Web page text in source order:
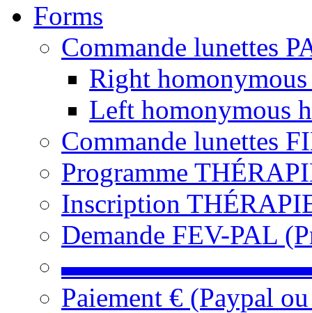
Forms
Commande lunettes
Right
Left homonymous
Commande lunettes
Programme
Inscription
Demande FEV-PAL
Paiement € (Paypal